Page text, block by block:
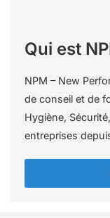
Qui est
NPM – New
de conseil et de
Hygiène,
entreprises